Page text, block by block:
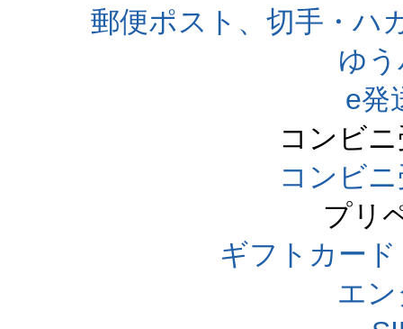
郵便ポスト、切手・ハ
ゆ
e発
コンビ
コンビ
プリ
ギフトカー
エ